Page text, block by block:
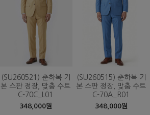
(SU260521) 춘하복 기
본 스판 정장, 맞춤 수트
C-70C_L01
348,000원
(SU260515) 춘하복 기
본 스판 정장, 맞춤 수트
C-70A_R01
348,000원